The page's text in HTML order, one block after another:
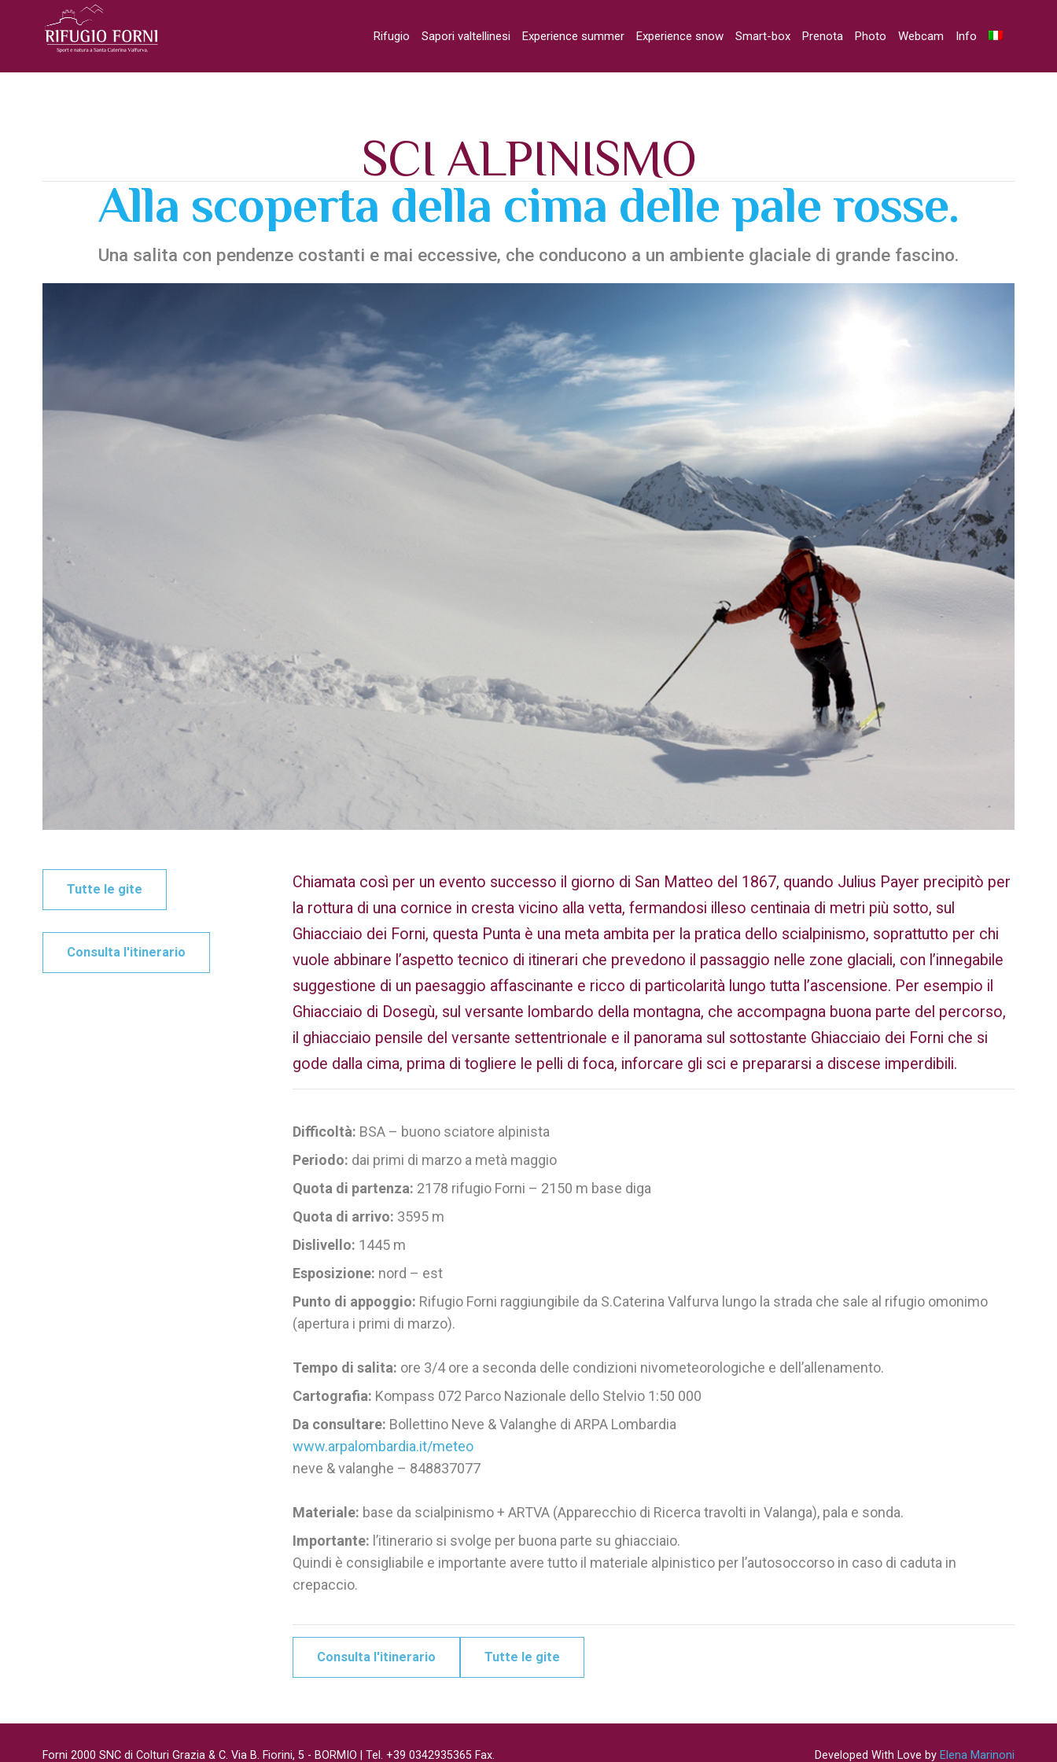
Rifugio Sapori valtellinesi Experience summer Experience snow Smart-box Prenota Photo Webcam Info
SCI ALPINISMO
Alla scoperta della cima delle pale rosse.
Una salita con pendenze costanti e mai eccessive, che conducono a un ambiente glaciale di grande fascino.
Tutte le gite
Consulta l'itinerario
Chiamata così per un evento successo il giorno di San Matteo del 1867, quando Julius Payer precipitò per
la rottura di una cornice in cresta vicino alla vetta, fermandosi illeso centinaia di metri più sotto, sul
Ghiacciaio dei Forni, questa Punta è una meta ambita per la pratica dello scialpinismo, soprattutto per chi
vuole abbinare l’aspetto tecnico di itinerari che prevedono il passaggio nelle zone glaciali, con l’innegabile
suggestione di un paesaggio affascinante e ricco di particolarità lungo tutta l’ascensione. Per esempio il
Ghiacciaio di Dosegù, sul versante lombardo della montagna, che accompagna buona parte del percorso,
il ghiacciaio pensile del versante settentrionale e il panorama sul sottostante Ghiacciaio dei Forni che si
gode dalla cima, prima di togliere le pelli di foca, inforcare gli sci e prepararsi a discese imperdibili.
Difficoltà: BSA – buono sciatore alpinista
Periodo: dai primi di marzo a metà maggio
Quota di partenza: 2178 rifugio Forni – 2150 m base diga
Quota di arrivo: 3595 m
Dislivello: 1445 m
Esposizione: nord – est
Punto di appoggio: Rifugio Forni raggiungibile da S.Caterina Valfurva lungo la strada che sale al rifugio omonimo
(apertura i primi di marzo).
Tempo di salita: ore 3/4 ore a seconda delle condizioni nivometeorologiche e dell’allenamento.
Cartografia: Kompass 072 Parco Nazionale dello Stelvio 1:50 000
Da consultare: Bollettino Neve & Valanghe di ARPA Lombardia
www.arpalombardia.it/meteo
neve & valanghe – 848837077
Materiale: base da scialpinismo + ARTVA (Apparecchio di Ricerca travolti in Valanga), pala e sonda.
Importante: l’itinerario si svolge per buona parte su ghiacciaio.
Quindi è consigliabile e importante avere tutto il materiale alpinistico per l’autosoccorso in caso di caduta in
crepaccio.
Consulta l'itinerario Tutte le gite
Forni 2000 SNC di Colturi Grazia & C. Via B. Fiorini, 5 - BORMIO | Tel. +39 0342935365 Fax. Developed With Love by Elena Marinoni